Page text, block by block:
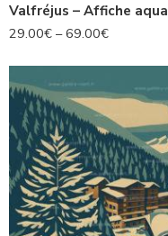
Valfréjus – Affiche
29.00€ –69.00€